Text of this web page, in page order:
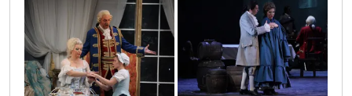
0o3a3933 0o3a3700